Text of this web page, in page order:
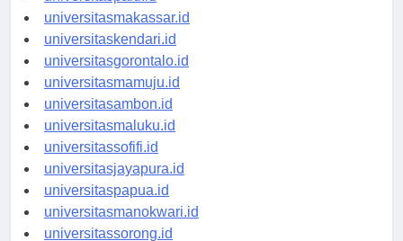
universitaspalu.id
universitasmakassar.id
universitaskendari.id
universitasgorontalo.id
universitasmamuju.id
universitasambon.id
universitasmaluku.id
universitassofifi.id
universitasjayapura.id
universitaspapua.id
universitasmanokwari.id